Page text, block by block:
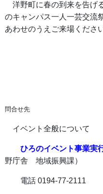
洋野町に春の到来を告げ
のキャンパス一人一芸交流
あわせのうえご来場ください
問合せ先
イベント全般について
ひろのイベント事業実
野庁舎 地域振興課）
電話 0194-77-2111